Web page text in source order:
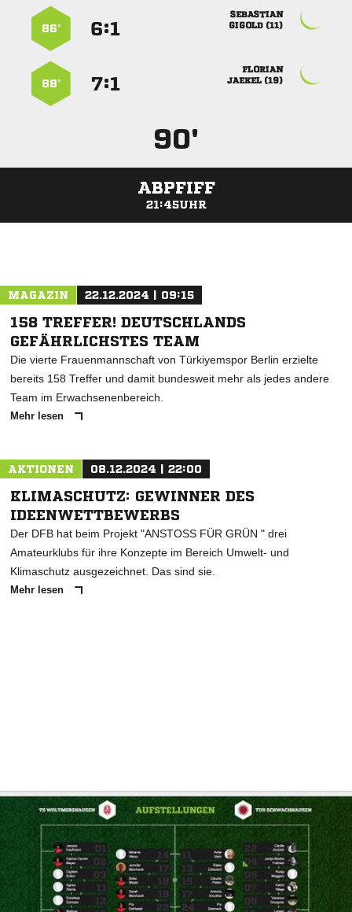

 
:
86’

 
:
88’
90'
ABPFIFF
21:45UHR
MAGAZIN 22.12.2024 | 09:15
158 TREFFER! DEUTSCHLANDS
GEFÄHRLICHSTES TEAM
Die vierte Frauenmannschaft von Türkiyemspor Berlin erzielte
bereits 158 Treffer und damit bundesweit mehr als jedes andere
Team im Erwachsenenbereich.
Mehr lesen
AKTIONEN 08.12.2024 | 22:00
KLIMASCHUTZ: GEWINNER DES
IDEENWETTBEWERBS
Der DFB hat beim Projekt "ANSTOSS FÜR GRÜN " drei
Amateurklubs für ihre Konzepte im Bereich Umwelt- und
Klimaschutz ausgezeichnet. Das sind sie.
Mehr lesen